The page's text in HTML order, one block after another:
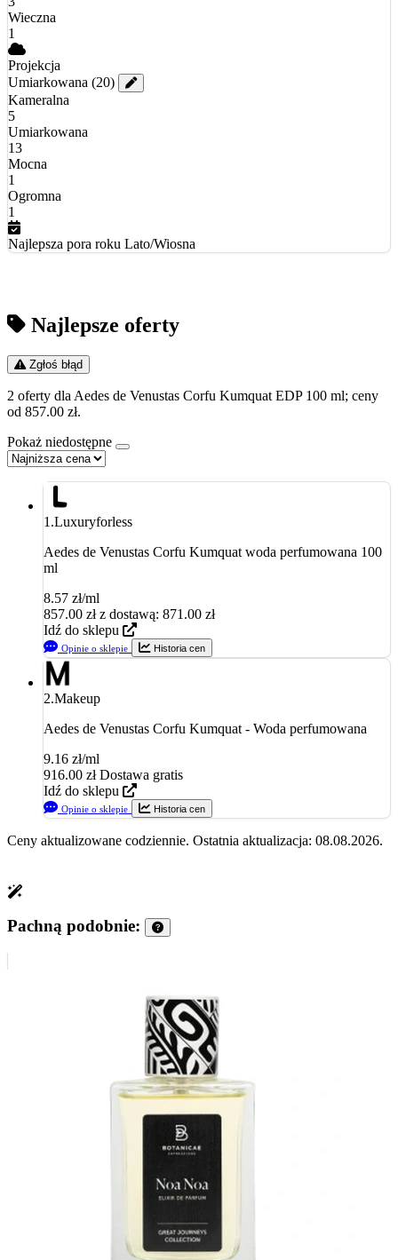
Wieczna
1
Projekcja
Umiarkowana (20)
Kameralna
5
Umiarkowana
13
Mocna
1
Ogromna
1
Najlepsza pora roku Lato/Wiosna
Najlepsze oferty
Zgłoś błąd
2 oferty dla Aedes de Venustas Corfu Kumquat EDP 100 ml; ceny
od 857.00 zł.
Pokaż niedostępne
1.Luxuryforless
Aedes de Venustas Corfu Kumquat woda perfumowana 100
ml
8.57 zł/ml
857.00 zł z dostawą: 871.00 zł
Idź do sklepu
Opinie o sklepie Historia cen
2.Makeup
Aedes de Venustas Corfu Kumquat - Woda perfumowana
9.16 zł/ml
916.00 zł Dostawa gratis
Idź do sklepu
Opinie o sklepie Historia cen
Ceny aktualizowane codziennie. Ostatnia aktualizacja: 08.08.2026.
Pachną podobnie: